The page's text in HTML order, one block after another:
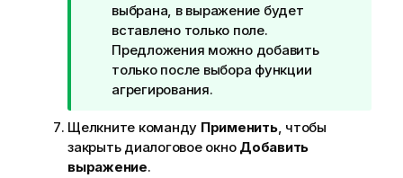
р
и
м
е
ч
н
и
е
выбрана, в выражение будет
вставлено только поле.
Предложения можно добавить
только после выбора функции
агрегирования.
Щелкните команду Применить, чтобы
закрыть диалоговое окно Добавить
выражение.